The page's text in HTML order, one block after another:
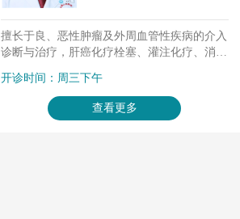
擅长于良、恶性肿瘤及外周血管性疾病的介入
诊断与治疗，肝癌化疗栓塞、灌注化疗、消融
入，肝脓肿穿刺引流、下肢静脉曲张介入治
疗、下肢动脉闭塞症状介入治疗、子宫肌瘤及
肝血管瘤等良性肿瘤介入栓塞治疗。
开诊时间：周三下午
查看更多